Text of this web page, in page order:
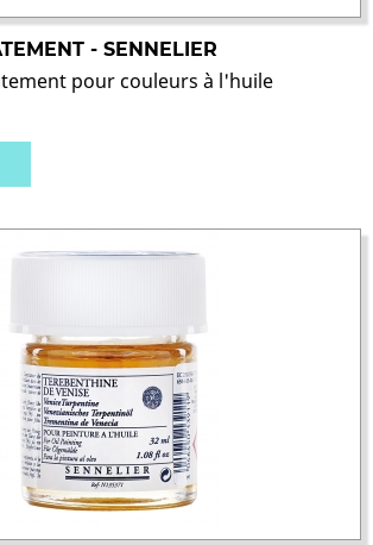
- SENNELIER
pour couleurs à l'huile